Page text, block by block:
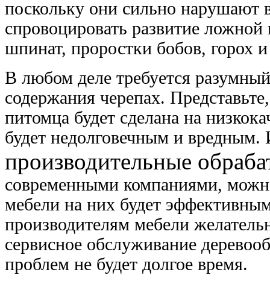
поскольку они сильно нарушают
спровоцировать развитие
шпинат, проростки бобов, горох
В любом деле требуется
содержания черепах.
питомца будет сделана на
будет недолговечным и вредным.
производительные
современными компаниями,
мебели на них будет
производителям мебели
сервисное обслуживание
проблем не будет долгое время.